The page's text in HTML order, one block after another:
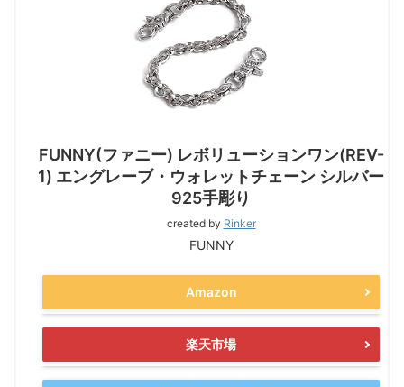
FUNNY(ファニー) レボリューションワン(REV-
1) エングレーブ・ウォレットチェーン シルバー
925手彫り
created by Rinker
FUNNY
Amazon
楽天市場